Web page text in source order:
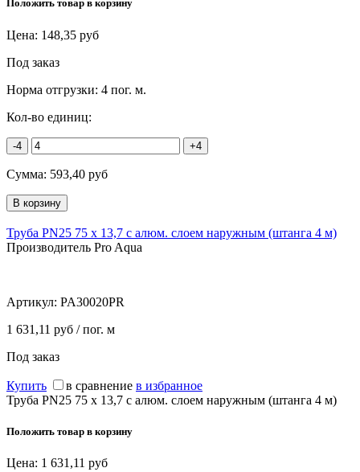
Положить товар в корзину
Цена: 148,35 руб
Под заказ
Норма отгрузки: 4 пог. м.
Кол-во единиц:
-4 +4
Сумма: 593,40 руб
Труба PN25 75 х 13,7 с алюм. слоем наружным (штанга 4 м)
Производитель Pro Aqua
Артикул: PA30020PR
1 631,11 руб / пог. м
Под заказ
Купить в сравнение в избранное
Труба PN25 75 х 13,7 с алюм. слоем наружным (штанга 4 м)
Положить товар в корзину
Цена: 1 631,11 руб